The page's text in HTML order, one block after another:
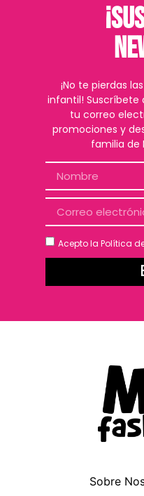
¡No te pierdas
infantil! Suscríbete
tu correo
promociones y
familia de
Acepto la Política
Sobre